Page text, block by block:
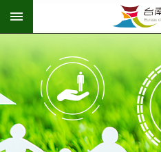
跳到主要內容區塊